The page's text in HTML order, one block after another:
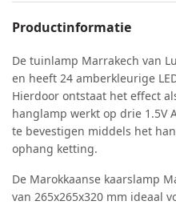
Productinformatie
De tuinlamp Marrakech van
en heeft 24 amberkleurige
Hierdoor ontstaat het effect
hanglamp werkt op drie 1.5V
te bevestigen middels het
ophang ketting.
De Marokkaanse kaarslamp
van 265x265x320 mm ideaal